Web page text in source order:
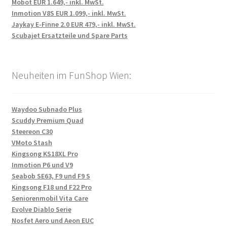
Mobot EUR 1.649,- inkl. MwSt.
Inmotion V8S EUR 1.099,- inkl. MwSt.
Jaykay E-Finne 2.0 EUR 479,- inkl. MwSt.
Scubajet Ersatzteile und Spare Parts
Neuheiten im FunShop Wien:
Waydoo Subnado Plus
Scuddy Premium Quad
Steereon C30
VMoto Stash
Kingsong KS18XL Pro
Inmotion P6 und V9
Seabob SE63, F9 und F9 S
Kingsong F18 und F22 Pro
Seniorenmobil Vita Care
Evolve Diablo Serie
Nosfet Aero und Aeon EUC